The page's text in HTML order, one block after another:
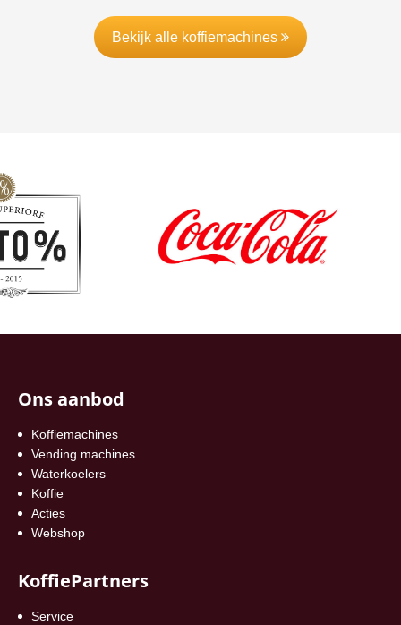
Bekijk alle koffiemachines
Ons aanbod
Koffiemachines
Vending machines
Waterkoelers
Koffie
Acties
Webshop
KoffiePartners
Service